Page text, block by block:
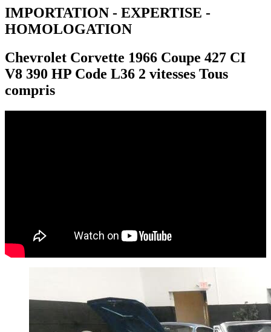
IMPORTATION - EXPERTISE -
HOMOLOGATION
Chevrolet Corvette 1966 Coupe 427 CI
V8 390 HP Code L36 2 vitesses Tous
compris